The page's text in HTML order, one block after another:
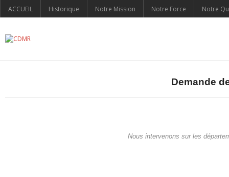
ACCUEIL Historique Notre Mission Notre Force Notre
Demande
Nous intervenons sur les